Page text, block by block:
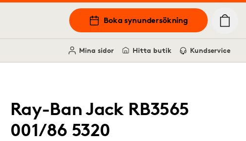
Boka synundersökning
Mina sidor Hitta butik Kundservice
Ray-Ban Jack RB3565
001/86 5320